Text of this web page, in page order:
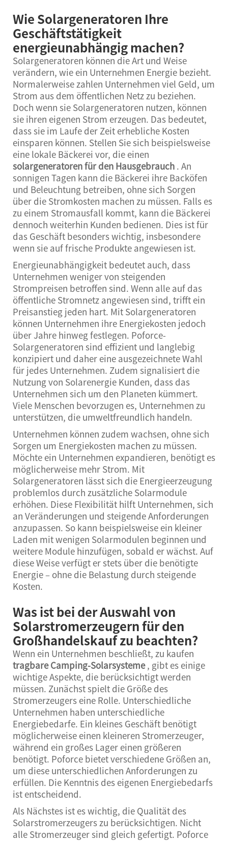
Wie Solargeneratoren Ihre
Geschäftstätigkeit
energieunabhängig machen?
Solargeneratoren können die Art und Weise
verändern, wie ein Unternehmen Energie bezieht.
Normalerweise zahlen Unternehmen viel Geld, um
Strom aus dem öffentlichen Netz zu beziehen.
Doch wenn sie Solargeneratoren nutzen, können
sie ihren eigenen Strom erzeugen. Das bedeutet,
dass sie im Laufe der Zeit erhebliche Kosten
einsparen können. Stellen Sie sich beispielsweise
eine lokale Bäckerei vor, die einen
solargeneratoren für den Hausgebrauch . An
sonnigen Tagen kann die Bäckerei ihre Backöfen
und Beleuchtung betreiben, ohne sich Sorgen
über die Stromkosten machen zu müssen. Falls es
zu einem Stromausfall kommt, kann die Bäckerei
dennoch weiterhin Kunden bedienen. Dies ist für
das Geschäft besonders wichtig, insbesondere
wenn sie auf frische Produkte angewiesen ist.
Energieunabhängigkeit bedeutet auch, dass
Unternehmen weniger von steigenden
Strompreisen betroffen sind. Wenn alle auf das
öffentliche Stromnetz angewiesen sind, trifft ein
Preisanstieg jeden hart. Mit Solargeneratoren
können Unternehmen ihre Energiekosten jedoch
über Jahre hinweg festlegen. Poforce-
Solargeneratoren sind effizient und langlebig
konzipiert und daher eine ausgezeichnete Wahl
für jedes Unternehmen. Zudem signalisiert die
Nutzung von Solarenergie Kunden, dass das
Unternehmen sich um den Planeten kümmert.
Viele Menschen bevorzugen es, Unternehmen zu
unterstützen, die umweltfreundlich handeln.
Unternehmen können zudem wachsen, ohne sich
Sorgen um Energiekosten machen zu müssen.
Möchte ein Unternehmen expandieren, benötigt es
möglicherweise mehr Strom. Mit
Solargeneratoren lässt sich die Energieerzeugung
problemlos durch zusätzliche Solarmodule
erhöhen. Diese Flexibilität hilft Unternehmen, sich
an Veränderungen und steigende Anforderungen
anzupassen. So kann beispielsweise ein kleiner
Laden mit wenigen Solarmodulen beginnen und
weitere Module hinzufügen, sobald er wächst. Auf
diese Weise verfügt er stets über die benötigte
Energie – ohne die Belastung durch steigende
Kosten.
Was ist bei der Auswahl von
Solarstromerzeugern für den
Großhandelskauf zu beachten?
Wenn ein Unternehmen beschließt, zu kaufen
tragbare Camping-Solarsysteme, gibt es einige
wichtige Aspekte, die berücksichtigt werden
müssen. Zunächst spielt die Größe des
Stromerzeugers eine Rolle. Unterschiedliche
Unternehmen haben unterschiedliche
Energiebedarfe. Ein kleines Geschäft benötigt
möglicherweise einen kleineren Stromerzeuger,
während ein großes Lager einen größeren
benötigt. Poforce bietet verschiedene Größen an,
um diese unterschiedlichen Anforderungen zu
erfüllen. Die Kenntnis des eigenen Energiebedarfs
ist entscheidend.
Als Nächstes ist es wichtig, die Qualität des
Solarstromerzeugers zu berücksichtigen. Nicht
alle Stromerzeuger sind gleich gefertigt. Poforce